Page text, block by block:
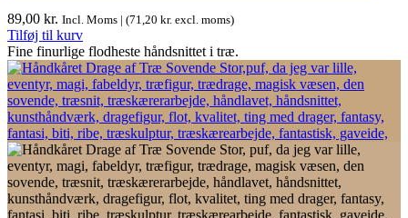
89,00 kr. Incl. Moms | (71,20 kr. excl. moms)
Tilføj til kurv
Fine finurlige flodheste håndsnittet i træ.